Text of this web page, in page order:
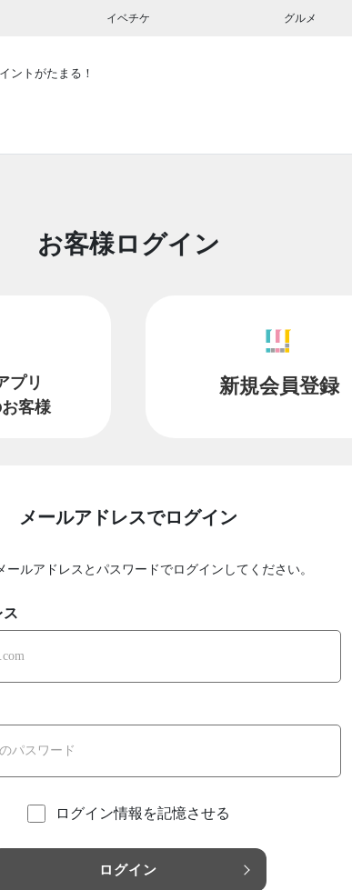
イベチケ グルメ
ントがたまる！
お客様ログイン
プリ
客様
新規会員登録
メールアドレスでログイン
ールアドレスとパスワードでログインしてください。
ス
ログイン情報を記憶させる
ログイン